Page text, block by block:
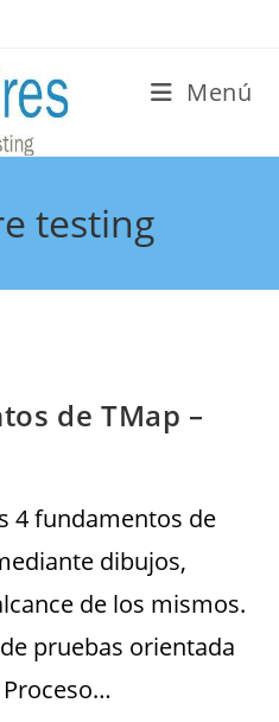
Menú
testing
de TMap –
4 fundamentos de
dibujos,
de los mismos.
pruebas orientada
Proceso…